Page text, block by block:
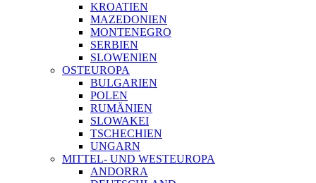
KROATIEN
MAZEDONIEN
MONTENEGRO
SERBIEN
SLOWENIEN
OSTEUROPA
BULGARIEN
POLEN
RUMÄNIEN
SLOWAKEI
TSCHECHIEN
UNGARN
MITTEL- UND WESTEUROPA
ANDORRA